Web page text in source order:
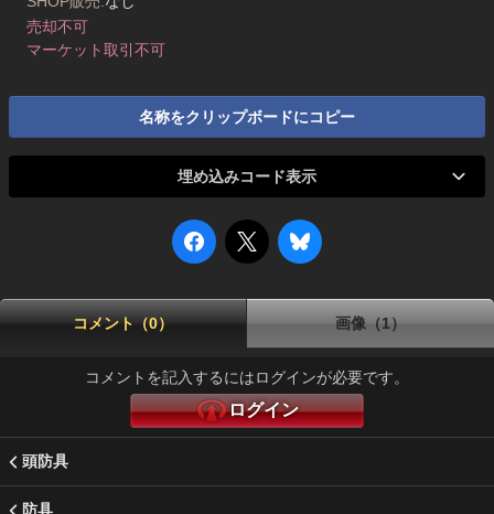
売却不可
マーケット取引不可
名称をクリップボードにコピー
埋め込みコード表示
コメント（0） 画像（1）
コメントを記入するにはログインが必要です。
ログイン
頭防具
防具